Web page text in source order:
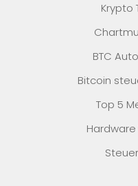
Krypto
BTC
Bitcoin
Top 5